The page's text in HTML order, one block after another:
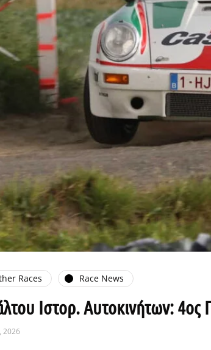
Races Race News
Ιστορ. Αυτοκινήτων: 4ος
2026